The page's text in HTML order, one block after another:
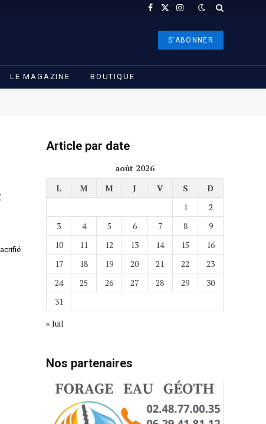
Facebook
X
Instagram
S'ABONNER
LE MAGAZINE BOUTIQUE
Article par date
août 2026
L
M M J V S
D
1
2
3
4 5 6 7 8
9
10
11 12 13 14 15
16
17
18 19 20 21 22
23
24
25 26 27 28 29
30
31
« Juil
Nos partenaires